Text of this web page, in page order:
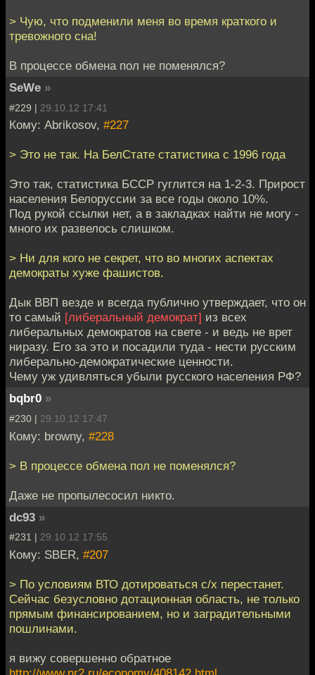
> Чую, что подменили меня во время краткого и
тревожного сна!
В процессе обмена пол не поменялся?
SeWe »
#229 | 29.10.12 17:41
Кому: Abrikosov, #227
> Это не так. На БелСтате статистика с 1996 года
Это так, статистика БССР гуглится на 1-2-3. Прирост
населения Белоруссии за все годы около 10%.
Под рукой ссылки нет, а в закладках найти не могу -
много их развелось слишком.
> Ни для кого не секрет, что во многих аспектах
демократы хуже фашистов.
Дык ВВП везде и всегда публично утверждает, что он
то самый [либеральный демократ] из всех
либеральных демократов на свете - и ведь не врет
ниразу. Его за это и посадили туда - нести русским
либерально-демократические ценности.
Чему уж удивляться убыли русского населения РФ?
bqbr0 »
#230 | 29.10.12 17:47
Кому: browny, #228
> В процессе обмена пол не поменялся?
Даже не пропылесосил никто.
dc93 »
#231 | 29.10.12 17:55
Кому: SBER, #207
> По условиям ВТО дотироваться с/х перестанет.
Сейчас безусловно дотационная область, не только
прямым финансированием, но и заградительными
пошлинами.
я вижу совершенно обратное